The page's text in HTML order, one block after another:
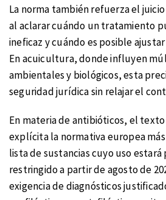
La norma también refuerza el
al aclarar cuándo un tratamiento
ineficaz y cuándo es posible
En acuicultura, donde influyen
ambientales y biológicos, esta
seguridad jurídica sin relajar el
En materia de antibióticos, el
explícita la normativa europea
lista de sustancias cuyo uso estará
restringido a partir de agosto de
exigencia de diagnósticos